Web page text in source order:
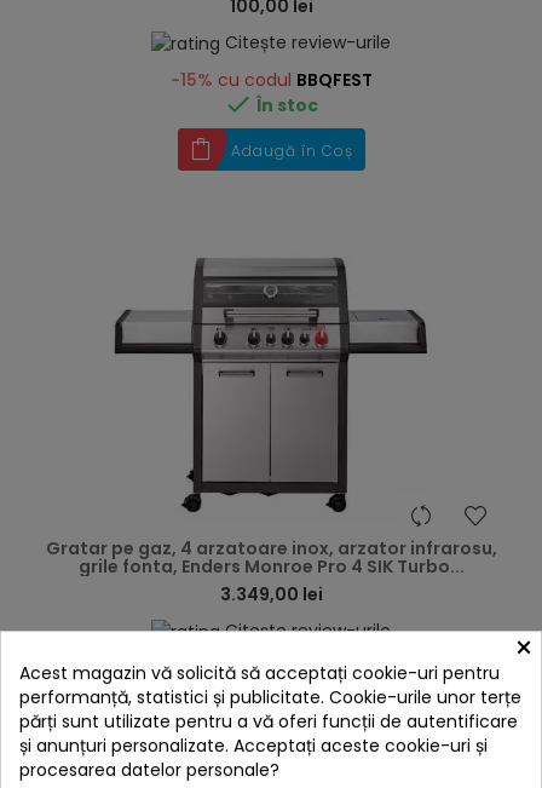
100,00 lei
Citește review-urile
-15% cu codul BBQFEST
 În stoc
Adaugă în Coș
Gratar pe gaz, 4 arzatoare inox, arzator infrarosu,
grile fonta, Enders Monroe Pro 4 SIK Turbo...
3.349,00 lei
Citește review-urile
-5%cu codulBBQFEST
În stoc
Adaugă în Coș
×
Acest magazin vă solicită să acceptați cookie-uri pentru
performanță, statistici și publicitate. Cookie-urile unor terțe
părți sunt utilizate pentru a vă oferi funcții de autentificare
și anunțuri personalizate. Acceptați aceste cookie-uri și
procesarea datelor personale?